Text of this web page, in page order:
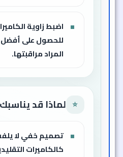
اضبط زاوية
للحصول على
المراد مراقبتها.
⭐ لماذا قد
تصميم خفي لا يلفت
كالكاميرات